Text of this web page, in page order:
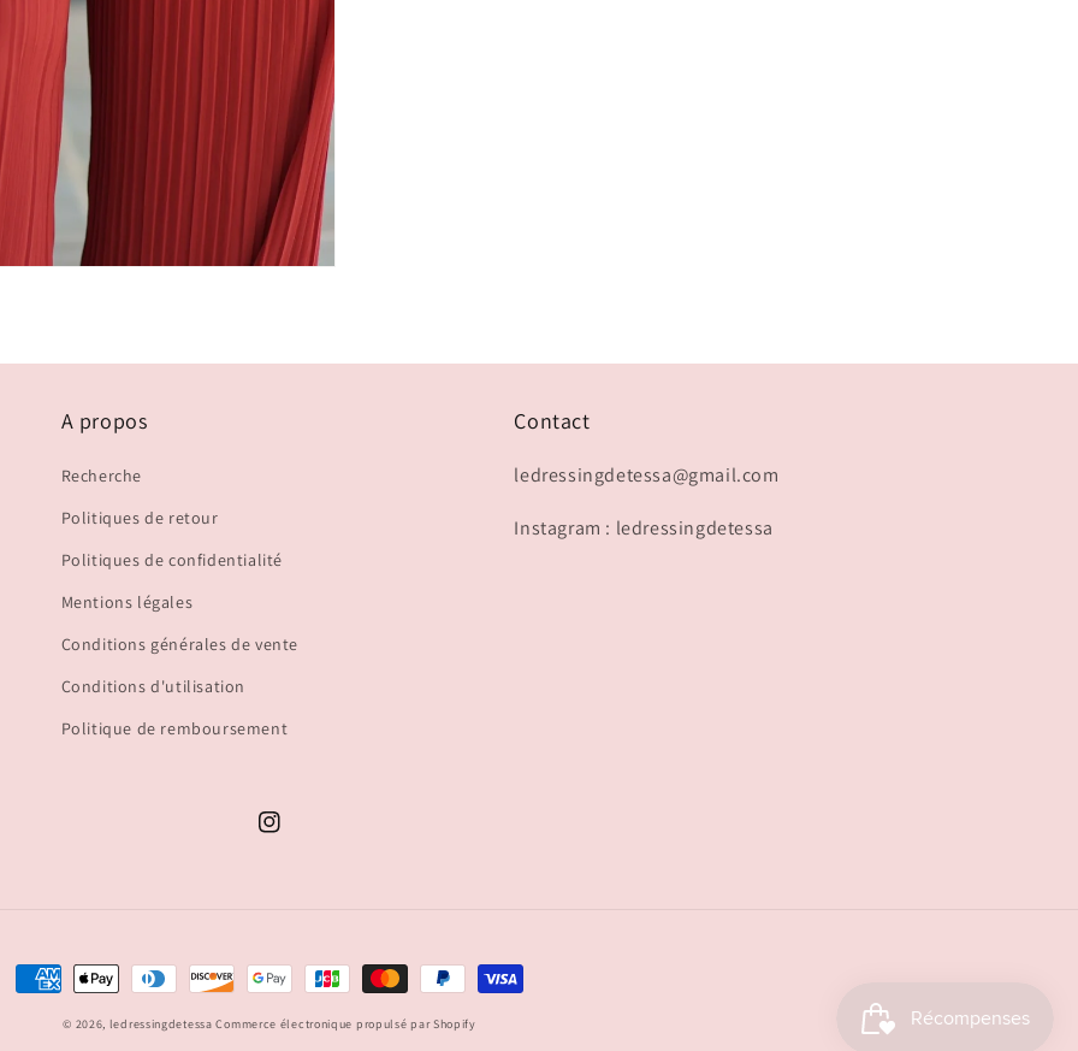
A propos
Recherche
Politiques de retour
Politiques de confidentialité
Mentions légales
Conditions générales de vente
Conditions d'utilisation
Politique de remboursement
Contact
ledressingdetessa@gmail.com
Instagram : ledressingdetessa
Instagram
Moyens
© 2026, ledressingdetessa Commerce électronique propulsé par Shopify